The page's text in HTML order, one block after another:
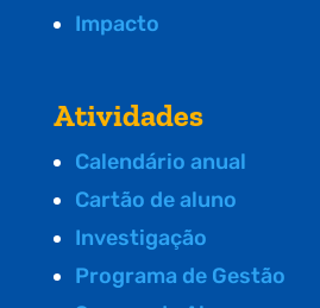
Impacto
Atividades
Calendário anual
Cartão de aluno
Investigação
Programa de Gestão